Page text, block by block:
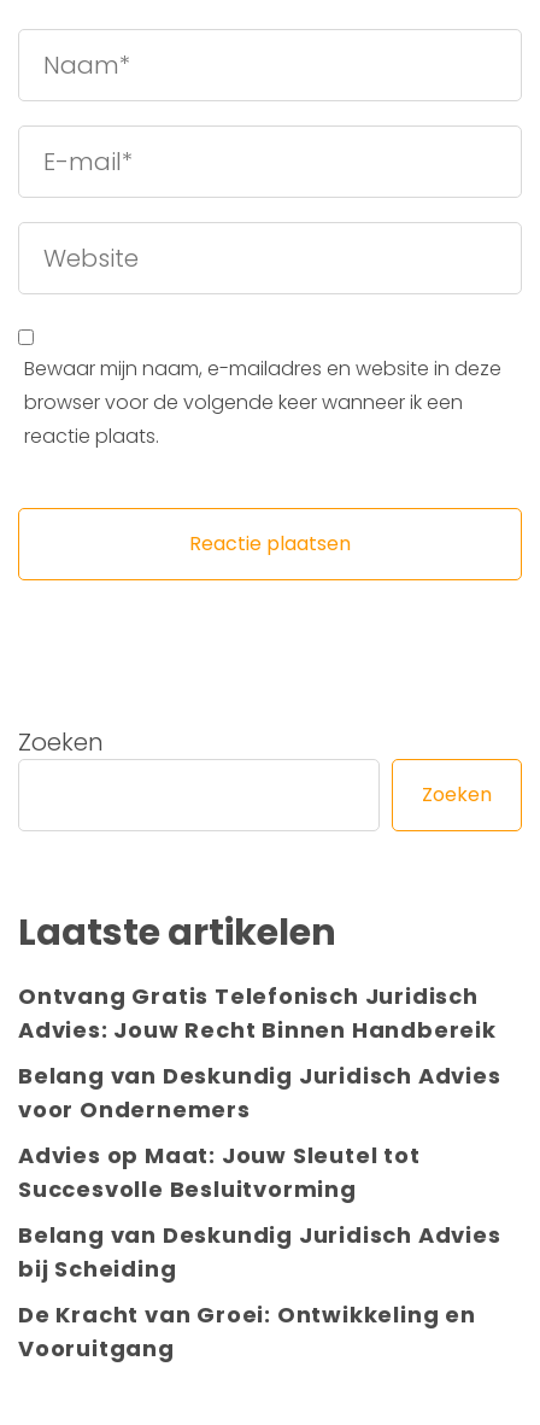
Bewaar mijn naam, e-mailadres en website in deze
browser voor de volgende keer wanneer ik een
reactie plaats.
Zoeken
Zoeken
Laatste artikelen
Ontvang Gratis Telefonisch Juridisch
Advies: Jouw Recht Binnen Handbereik
Belang van Deskundig Juridisch Advies
voor Ondernemers
Advies op Maat: Jouw Sleutel tot
Succesvolle Besluitvorming
Belang van Deskundig Juridisch Advies
bij Scheiding
De Kracht van Groei: Ontwikkeling en
Vooruitgang